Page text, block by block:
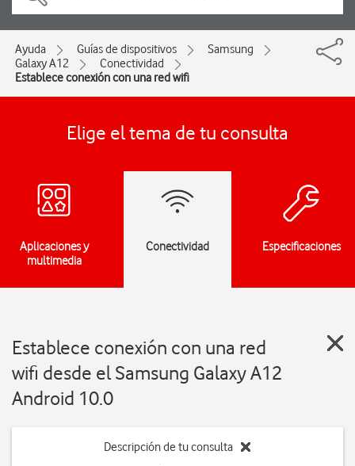
Ayuda Guías de dispositivos
Samsung
Galaxy A12
Conectividad
Establece conexión con una red wifi
Elige el tema de tu consulta
Aplicaciones y
multimedia
Conectividad Especificaciones
Establece conexión con una red
wifi desde el Samsung Galaxy A12
Android 10.0
Descripción de tu consulta